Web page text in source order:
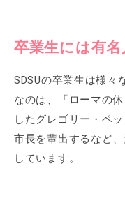
卒業生には有名
SDSUの卒業生は様々
なのは、「ローマの
したグレゴリー・ペ
市長を輩出するなど
しています。